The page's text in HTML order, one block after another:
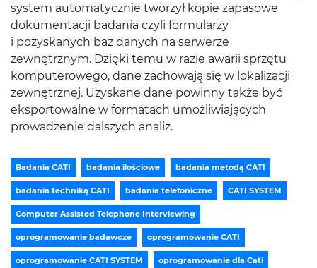
system automatycznie tworzył kopie zapasowe
dokumentacji badania czyli formularzy
i pozyskanych baz danych na serwerze
zewnętrznym. Dzięki temu w razie awarii sprzętu
komputerowego, dane zachowają się w lokalizacji
zewnętrznej. Uzyskane dane powinny także być
eksportowalne w formatach umożliwiających
prowadzenie dalszych analiz.
Badania CATI badania ilościowe badania metodą CATI
badania techniką CATI badania telefoniczne CATI SYSTEM
Computer Assisted Telephone Interviewing
oprogramowanie badawcze oprogramowanie CATI
oprogramowanie CATI SYSTEM oprogramowanie dla Cati